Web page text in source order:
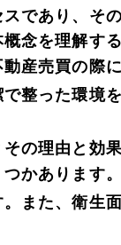
であり、そ
念を理解する
産売買の際
整った環境
の理由と効果
かあります
また、衛生